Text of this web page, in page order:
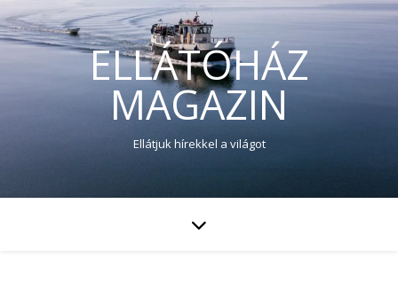
ELLÁTÓHÁZ
MAGAZIN
Ellátjuk hírekkel a világot